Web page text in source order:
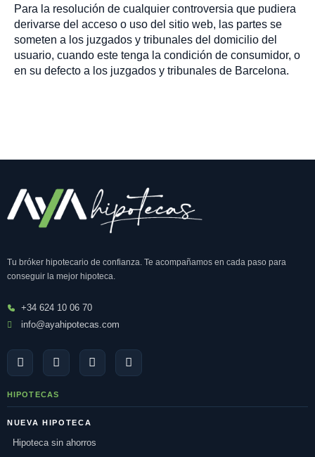
Para la resolución de cualquier controversia que pudiera
derivarse del acceso o uso del sitio web, las partes se
someten a los juzgados y tribunales del domicilio del
usuario, cuando este tenga la condición de consumidor, o
en su defecto a los juzgados y tribunales de Barcelona.
Tu bróker hipotecario de confianza. Te acompañamos en cada paso para
conseguir la mejor hipoteca.
+34 624 10 06 70
info@ayahipotecas.com
HIPOTECAS
NUEVA HIPOTECA
Hipoteca sin ahorros